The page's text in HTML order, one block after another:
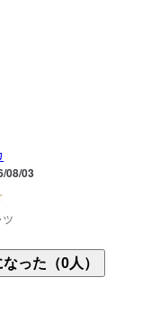
08/03
がワッフル素材が好き
しているので着心地抜群
った（0人）